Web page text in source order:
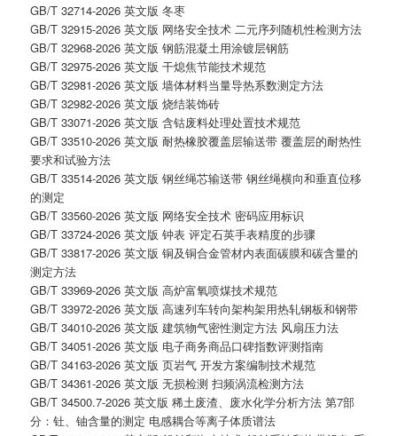
GB/T 32714-2026 英文版 冬枣
GB/T 32915-2026 英文版 网络安全技术 二元序列随机性检测方法
GB/T 32968-2026 英文版 钢筋混凝土用涂镀层钢筋
GB/T 32975-2026 英文版 干熄焦节能技术规范
GB/T 32981-2026 英文版 墙体材料当量导热系数测定方法
GB/T 32982-2026 英文版 烧结装饰砖
GB/T 33071-2026 英文版 含钴废料处理处置技术规范
GB/T 33510-2026 英文版 耐热橡胶覆盖层输送带 覆盖层的耐热性
要求和试验方法
GB/T 33514-2026 英文版 钢丝绳芯输送带 钢丝绳横向和垂直位移
的测定
GB/T 33560-2026 英文版 网络安全技术 密码应用标识
GB/T 33724-2026 英文版 钟表 评定石英手表精度的步骤
GB/T 33817-2026 英文版 铜及铜合金管材内表面碳膜和碳含量的
测定方法
GB/T 33969-2026 英文版 高炉富氧喷煤技术规范
GB/T 33972-2026 英文版 高速列车转向架构架用热轧钢板和钢带
GB/T 34010-2026 英文版 建筑物气密性测定方法 风扇压力法
GB/T 34051-2026 英文版 电子商务商品口碑指数评测指南
GB/T 34163-2026 英文版 页岩气 开发方案编制技术规范
GB/T 34361-2026 英文版 无损检测 扫频涡流检测方法
GB/T 34500.7-2026 英文版 稀土废渣、废水化学分析方法 第7部
分：钍、铀含量的测定 电感耦合等离子体质谱法